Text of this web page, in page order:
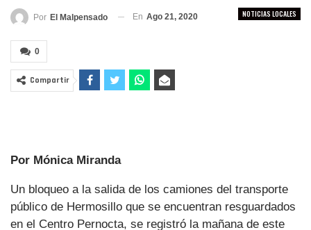
NOTICIAS LOCALES
Por El Malpensado En Ago 21, 2020
0
Compartir
Por Mónica Miranda
Un bloqueo a la salida de los camiones del transporte
público de Hermosillo que se encuentran resguardados
en el Centro Pernocta, se registró la mañana de este